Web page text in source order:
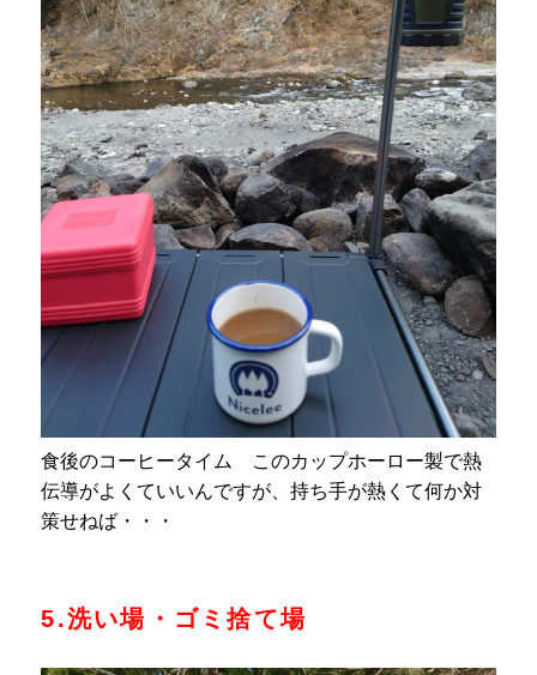
食後のコーヒータイム このカップホーロー製で熱
伝導がよくていいんですが、持ち手が熱くて何か対
策せねば・・・
5.洗い場・ゴミ捨て場